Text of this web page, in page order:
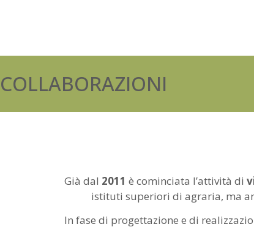
COLLABORAZIONI
Già dal 2011 è cominciata l’attività di
istituti superiori di agraria, ma
In fase di progettazione e di